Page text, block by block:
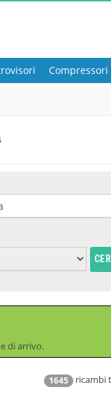
Compressori
di arrivo.
1645 ricambi